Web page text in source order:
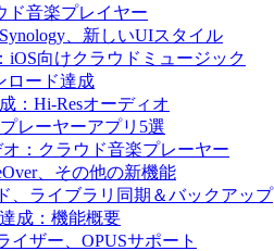
ド音楽プレイヤー
、新しいUIスタイル
iOS向けクラウドミュージック
ロード達成
：Hi-Resオーディオ
レーヤーアプリ5選
：クラウド音楽プレーヤー
、その他の新機能
、ライブラリ同期＆バックアップ
成：機能概要
イザー、OPUSサポート